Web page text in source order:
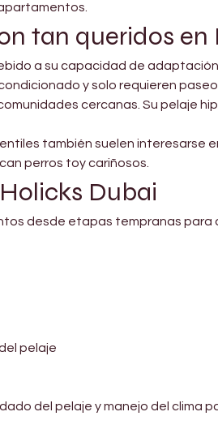
tan queridos en
a su capacidad de
y solo requieren
cercanas. Su pelaje
también suelen interesarse
perros toy cariñosos.
Dubai
desde etapas tempranas para
pelaje
del pelaje y manejo del clima